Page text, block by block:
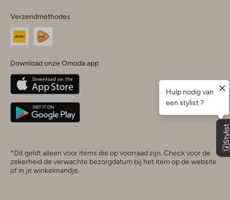
je
land
Nederland
Belgique(Français)
Deutschland
Verzendmethodes
Download onze Omoda app
*Dit geldt alleen voor items die op voorraad zijn. Check voor de
zekerheid de verwachte bezorgdatum bij het item op de website
of in je winkelmandje.